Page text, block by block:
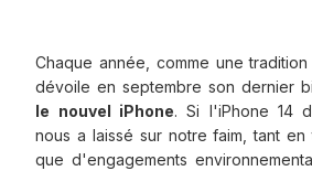
Chaque année, comme une
dévoile en septembre son dernier
le nouvel iPhone. Si l'iPhone 14
nous a laissé sur notre faim, tant
que d'engagements